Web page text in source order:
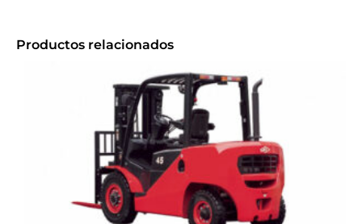
Productos relacionados